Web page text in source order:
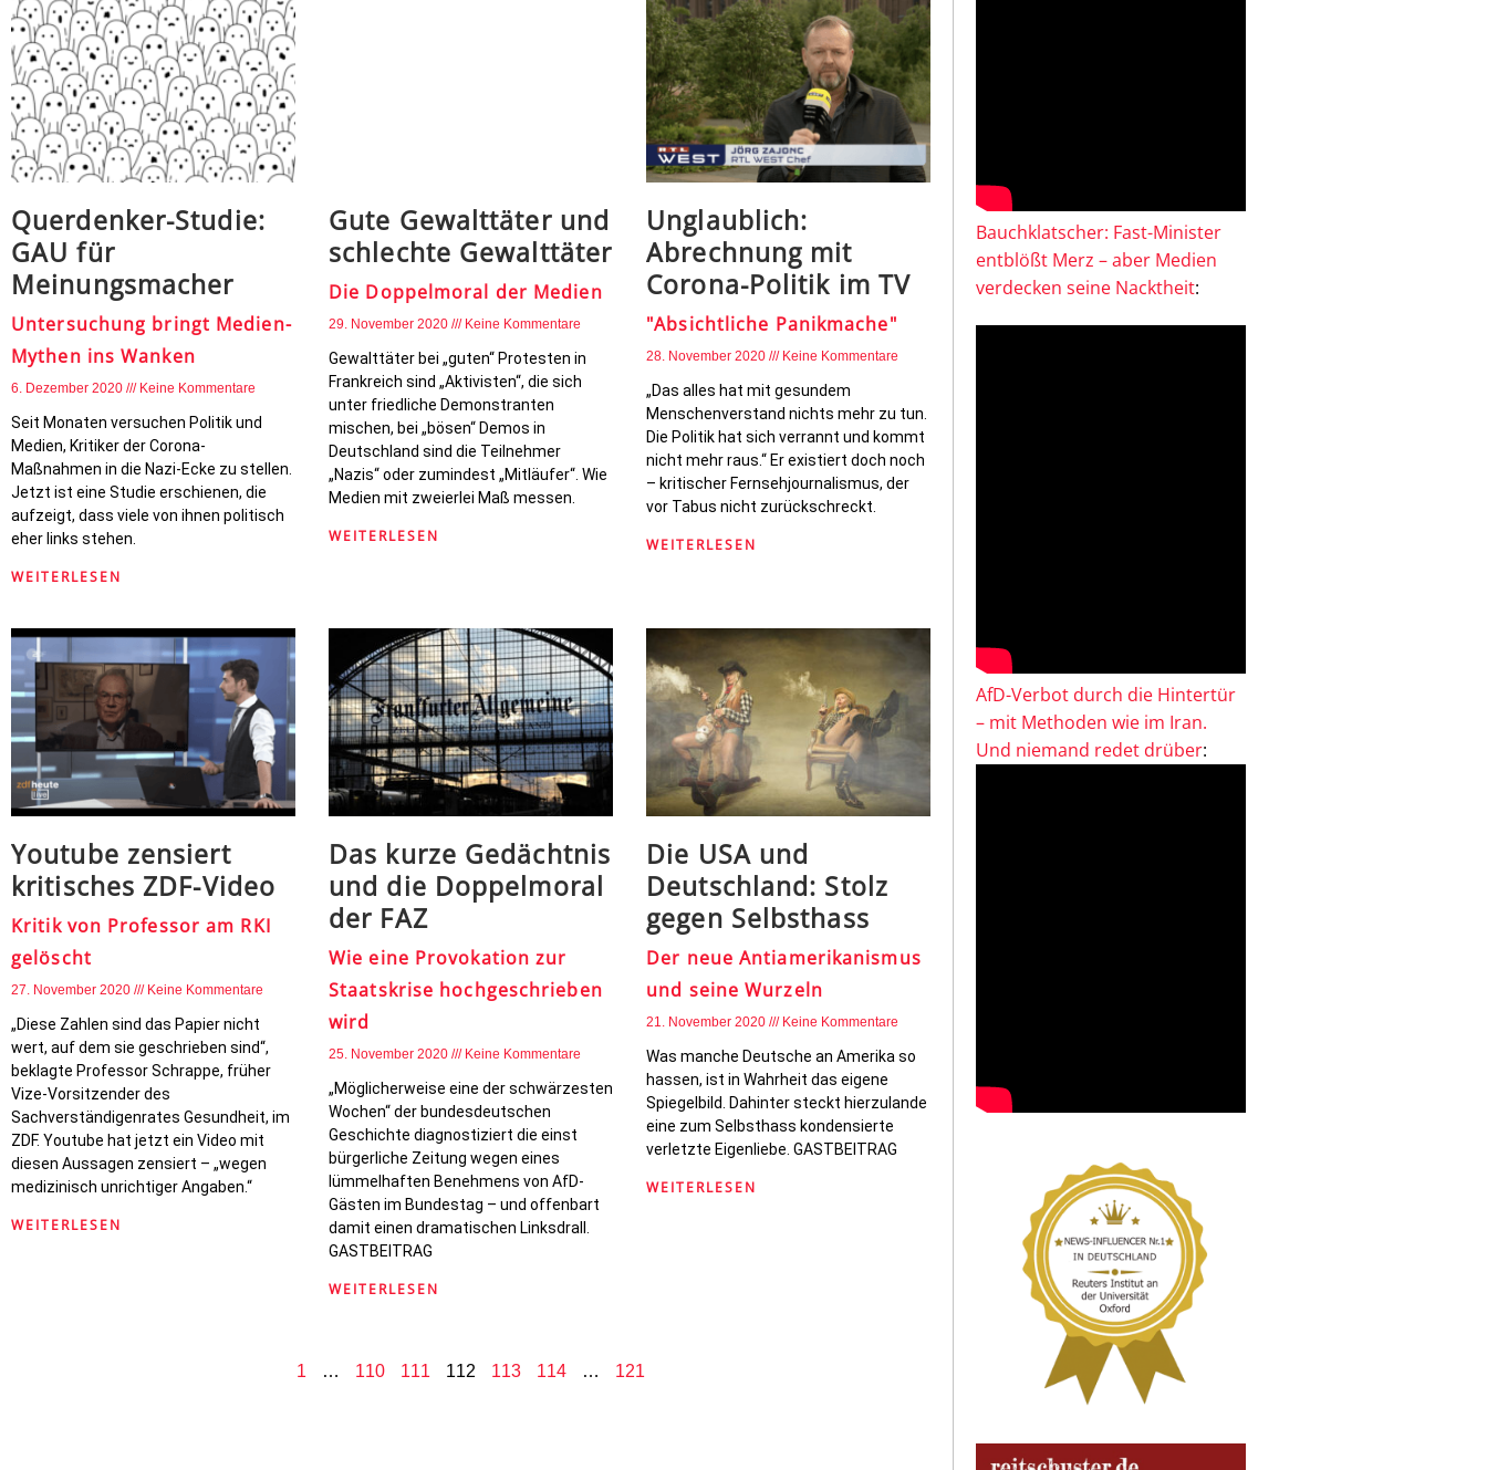
Querdenker-Studie:
GAU für
Meinungsmacher
Untersuchung bringt Medien-
Mythen ins Wanken
6. Dezember 2020 Keine Kommentare
Seit Monaten versuchen Politik und
Medien, Kritiker der Corona-
Maßnahmen in die Nazi-Ecke zu stellen.
Jetzt ist eine Studie erschienen, die
aufzeigt, dass viele von ihnen politisch
eher links stehen.
WEITERLESEN
Gute Gewalttäter und
schlechte Gewalttäter
Die Doppelmoral der Medien
29. November 2020 Keine Kommentare
Gewalttäter bei „guten“ Protesten in
Frankreich sind „Aktivisten“, die sich
unter friedliche Demonstranten
mischen, bei „bösen“ Demos in
Deutschland sind die Teilnehmer
„Nazis“ oder zumindest „Mitläufer“. Wie
Medien mit zweierlei Maß messen.
WEITERLESEN
Unglaublich:
Abrechnung mit
Corona-Politik im TV
"Absichtliche Panikmache"
28. November 2020 Keine Kommentare
„Das alles hat mit gesundem
Menschenverstand nichts mehr zu tun.
Die Politik hat sich verrannt und kommt
nicht mehr raus.“ Er existiert doch noch
– kritischer Fernsehjournalismus, der
vor Tabus nicht zurückschreckt.
WEITERLESEN
Youtube zensiert
kritisches ZDF-Video
Kritik von Professor am RKI
gelöscht
27. November 2020 Keine Kommentare
„Diese Zahlen sind das Papier nicht
wert, auf dem sie geschrieben sind“,
beklagte Professor Schrappe, früher
Vize-Vorsitzender des
Sachverständigenrates Gesundheit, im
ZDF. Youtube hat jetzt ein Video mit
diesen Aussagen zensiert – „wegen
medizinisch unrichtiger Angaben.“
WEITERLESEN
Das kurze Gedächtnis
und die Doppelmoral
der FAZ
Wie eine Provokation zur
Staatskrise hochgeschrieben
wird
25. November 2020 Keine Kommentare
„Möglicherweise eine der schwärzesten
Wochen“ der bundesdeutschen
Geschichte diagnostiziert die einst
bürgerliche Zeitung wegen eines
lümmelhaften Benehmens von AfD-
Gästen im Bundestag – und offenbart
damit einen dramatischen Linksdrall.
GASTBEITRAG
WEITERLESEN
Die USA und
Deutschland: Stolz
gegen Selbsthass
Der neue Antiamerikanismus
und seine Wurzeln
21. November 2020 Keine Kommentare
Was manche Deutsche an Amerika so
hassen, ist in Wahrheit das eigene
Spiegelbild. Dahinter steckt hierzulande
eine zum Selbsthass kondensierte
verletzte Eigenliebe. GASTBEITRAG
WEITERLESEN
1 … 110 111 112 113 114 … 121
Bauchklatscher: Fast-Minister
entblößt Merz – aber Medien
verdecken seine Nacktheit:
AfD-Verbot durch die Hintertür
– mit Methoden wie im Iran.
Und niemand redet drüber: